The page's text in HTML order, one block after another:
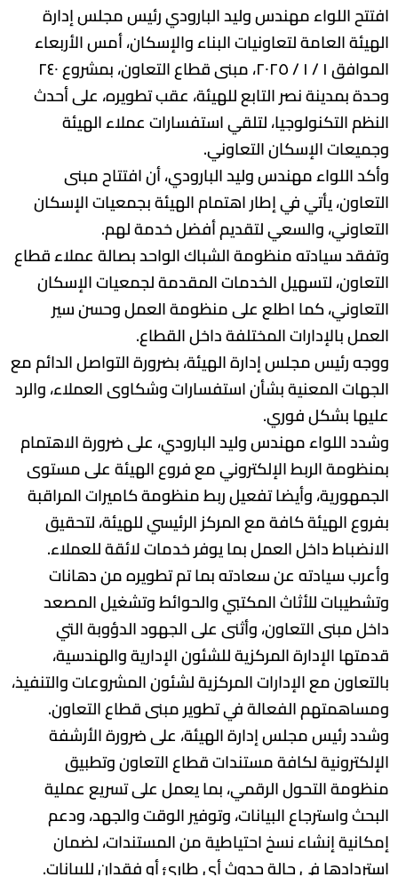
افتتح اللواء مهندس وليد البارودي رئيس مجلس إدارة
الهيئة العامة لتعاونيات البناء والإسكان، أمس الأربعاء
الموافق ١ / ١ / ٢٠٢٥، مبنى قطاع التعاون، بمشروع ٢٤٠
وحدة بمدينة نصر التابع للهيئة، عقب تطويره، على أحدث
النظم التكنولوجيا، لتلقي استفسارات عملاء الهيئة
وجميعات الإسكان التعاوني.
وأكد اللواء مهندس وليد البارودي، أن افتتاح مبنى
التعاون، يأتي في إطار اهتمام الهيئة بجمعيات الإسكان
التعاوني، والسعي لتقديم أفضل خدمة لهم.
وتفقد سيادته منظومة الشباك الواحد بصالة عملاء قطاع
التعاون، لتسهيل الخدمات المقدمة لجمعيات الإسكان
التعاوني، كما اطلع على منظومة العمل وحسن سير
العمل بالإدارات المختلفة داخل القطاع.
ووجه رئيس مجلس إدارة الهيئة، بضرورة التواصل الدائم مع
الجهات المعنية بشأن استفسارات وشكاوى العملاء، والرد
عليها بشكل فوري.
وشدد اللواء مهندس وليد البارودي، على ضرورة الاهتمام
بمنظومة الربط الإلكتروني مع فروع الهيئة على مستوى
الجمهورية، وأيضا تفعيل ربط منظومة كاميرات المراقبة
بفروع الهيئة كافة مع المركز الرئيسي للهيئة، لتحقيق
الانضباط داخل العمل بما يوفر خدمات لائقة للعملاء.
وأعرب سيادته عن سعادته بما تم تطويره من دهانات
وتشطيبات للأثاث المكتبي والحوائط وتشغيل المصعد
داخل مبنى التعاون، وأثنى على الجهود الدؤوبة التي
قدمتها الإدارة المركزية للشئون الإدارية والهندسية،
بالتعاون مع الإدارات المركزية لشئون المشروعات والتنفيذ،
ومساهمتهم الفعالة في تطوير مبنى قطاع التعاون.
وشدد رئيس مجلس إدارة الهيئة، على ضرورة الأرشفة
الإلكترونية لكافة مستندات قطاع التعاون وتطبيق
منظومة التحول الرقمي، بما يعمل على تسريع عملية
البحث واسترجاع البيانات، وتوفير الوقت والجهد، ودعم
إمكانية إنشاء نسخ احتياطية من المستندات، لضمان
استردادها في حالة حدوث أي طارئ أو فقدان للبيانات.